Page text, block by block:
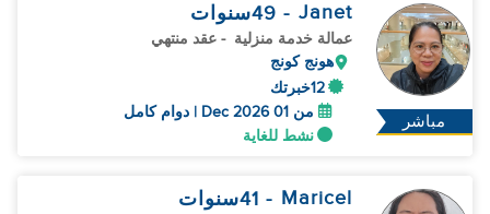
مباشر
Janet
- 49 سنوات
عمالة خدمة منزلية - عقد منتهي
هونج كونج
12خبرتك
من 01 Dec 2026 | دوام كامل
نشط للغاية
Maricel
- 41 سنوات